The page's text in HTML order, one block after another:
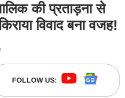
की प्रताड़ना से
विवाद बना वजह!
FOLLOW US: